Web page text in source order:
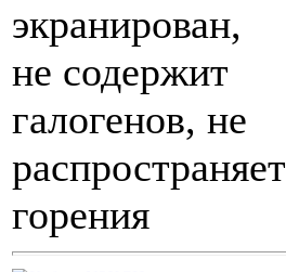
экранирован,
не содержит
галогенов, не
распространяет
горения